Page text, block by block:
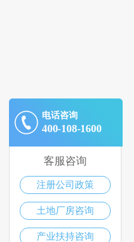
电话咨询
400-108-1600
客服咨询
注册公司政策
土地厂房咨询
产业扶持咨询